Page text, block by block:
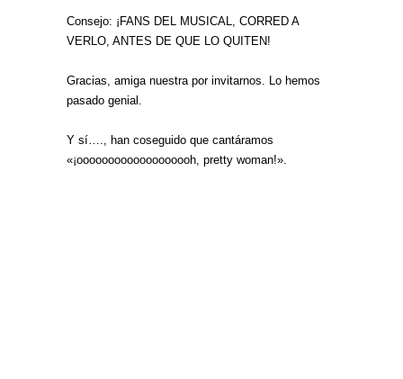
Consejo: ¡FANS DEL MUSICAL, CORRED A
VERLO, ANTES DE QUE LO QUITEN!
Gracias, amiga nuestra por invitarnos. Lo hemos
pasado genial.
Y sí…., han coseguido que cantáramos
«¡ooooooooooooooooooh, pretty woman!».